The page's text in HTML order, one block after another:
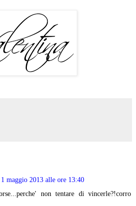
1 maggio 2013 alle ore 13:40
non tentare di vincerle?!corro